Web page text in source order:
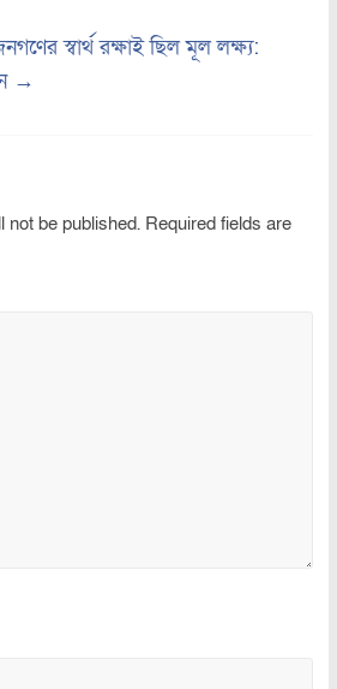
স্বার্থ রক্ষাই ছিল মূল লক্ষ্য:
→
not be published. Required fields are